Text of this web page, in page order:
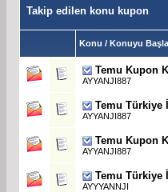
Takip edilen konu kupon
Konu / Konuyu
Temu Kupon
AYYANJI887
Temu Türkiye
AYYANJI887
Temu Kupon
AYYANJI887
Temu Türkiye
AYYYANNJI